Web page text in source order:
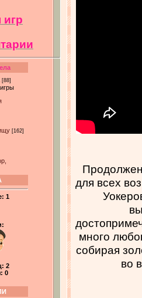
[88]
[162]
1
2
0
для всех
много
собирая
во